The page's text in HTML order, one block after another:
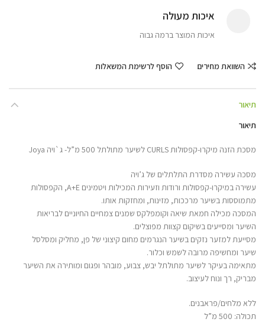
איכות מעולה
איכות המוצר ברמה גבוה
השוואת מחירים הוסף לרשימת המשאלות
תיאור
תיאור
מסכת הזנה מיקרו-קפסולות CURLS לשיער מתולתל 500 מ”ל- ג`ויה Joya
מסכה עשירה מסדרת התלתלים של ג’ויה
עשירה במיקרו-קפסולות ורודות וזעירות המכילות ויטמינים A+E, הקפסולות
מתמוססות בשיער מרככות, מזינות, ומחזקות אותו.
המסכה מכילה חמאת שיאה וקומפלקס שמנים צמחיים החיוניים לבריאות
השיער ומסייעים בשיקום קצוות מפוצלים.
מסייעת למזער נזקים בשיער הנגרמים מחום קיצוני של פן, מחליק ומסלסל
שיער ומחשיפה מרובה לשמש וכלור.
מתאימה בעיקר לשיער מתולתל יבש, צבוע, מובהר ופגום ומותירה את השיער
מבריק, רך ונוח לעיצוב.
ללא מלחים/פראבנים.
תכולה: 500 מ”ל